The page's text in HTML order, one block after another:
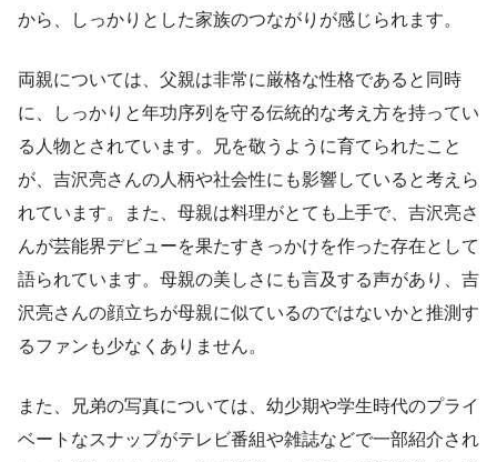
から、しっかりとした家族のつながりが感じられます。
両親については、父親は非常に厳格な性格であると同時
に、しっかりと年功序列を守る伝統的な考え方を持ってい
る人物とされています。兄を敬うように育てられたこと
が、吉沢亮さんの人柄や社会性にも影響していると考えら
れています。また、母親は料理がとても上手で、吉沢亮さ
んが芸能界デビューを果たすきっかけを作った存在として
語られています。母親の美しさにも言及する声があり、吉
沢亮さんの顔立ちが母親に似ているのではないかと推測す
るファンも少なくありません。
また、兄弟の写真については、幼少期や学生時代のプライ
ベートなスナップがテレビ番組や雑誌などで一部紹介され